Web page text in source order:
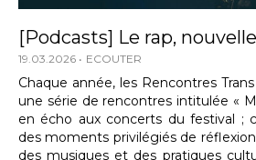
[Podcasts] Le rap,
19.03.2026 ECOUTER
Chaque année, les Rencontres
une série de rencontres intitulée «
en écho aux concerts du festival ;
des moments privilégiés de
des musiques et des pratiques